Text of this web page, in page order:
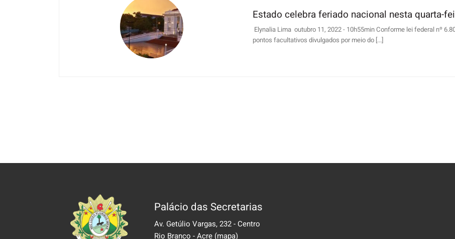
Estado celebra feriado nacional nesta quarta-
Elynalia Lima outubro 11, 2022 - 10h55min Conforme lei federal nº
pontos facultativos divulgados por meio do [...]
Palácio das Secretarias
Av. Getúlio Vargas, 232 - Centro
Rio Branco - Acre (mapa)